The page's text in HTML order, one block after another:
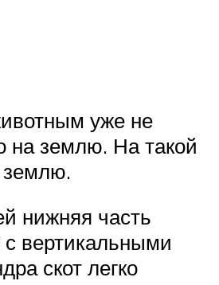
уже не
на землю. На такой
землю.
нижняя часть
вертикальными
скот легко